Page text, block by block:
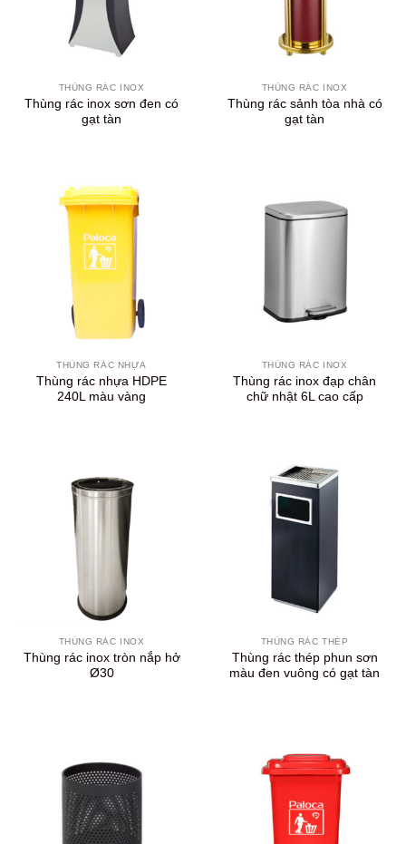
THÙNG RÁC INOX
Thùng rác inox sơn đen có
gạt tàn
THÙNG RÁC INOX
Thùng rác sảnh tòa nhà có
gạt tàn
THÙNG RÁC NHỰA
Thùng rác nhựa HDPE
240L màu vàng
THÙNG RÁC INOX
Thùng rác inox đạp chân
chữ nhật 6L cao cấp
THÙNG RÁC INOX
Thùng rác inox tròn nắp hở
Ø30
THÙNG RÁC THÉP
Thùng rác thép phun sơn
màu đen vuông có gạt tàn